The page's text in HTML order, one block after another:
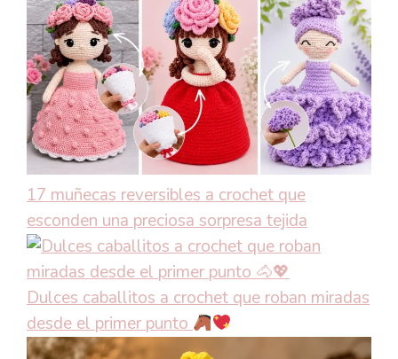
17 muñecas reversibles a crochet que
esconden una preciosa sorpresa tejida
Dulces caballitos a crochet que roban miradas
desde el primer punto